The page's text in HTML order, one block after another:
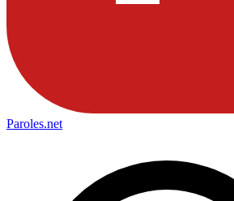
Paroles.net